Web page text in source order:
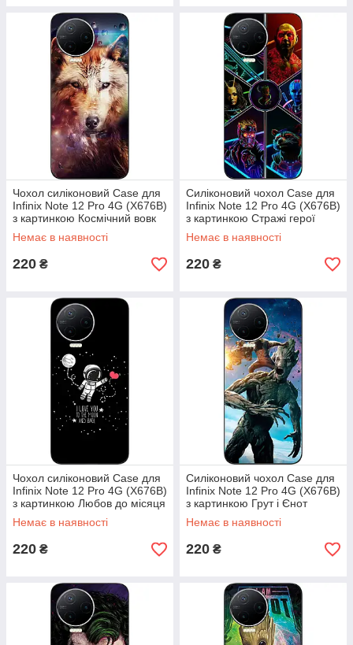
Чохол силіконовий Case для
Infinix Note 12 Pro 4G (X676B)
з картинкою Космічний вовк
Немає в наявності
220 ₴
Силіконовий чохол Case для
Infinix Note 12 Pro 4G (X676B)
з картинкою Стражі герої
Немає в наявності
220 ₴
Чохол силіконовий Case для
Infinix Note 12 Pro 4G (X676B)
з картинкою Любов до місяця
Немає в наявності
220 ₴
Силіконовий чохол Case для
Infinix Note 12 Pro 4G (X676B)
з картинкою Грут і Єнот
Немає в наявності
220 ₴